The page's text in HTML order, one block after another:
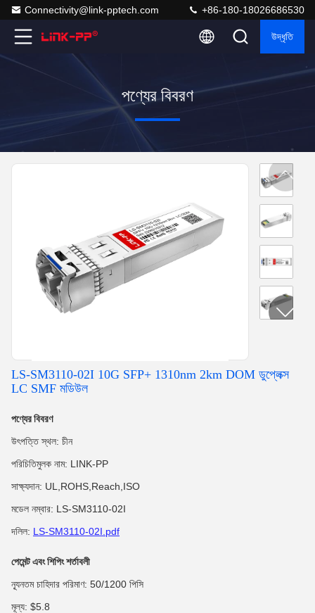
Connectivity@link-pptech.com +86-180-18026686530
উদ্ধৃতি
পণ্যের বিবরণ
LS-SM3110-02I 10G SFP+ 1310nm 2km DOM ডুপ্লেক্স
LC SMF মডিউল
পণ্যের বিবরণ
উৎপত্তি স্থল: চীন
পরিচিতিমুলক নাম: LINK-PP
সাক্ষ্যদান: UL,ROHS,Reach,ISO
মডেল নম্বার: LS-SM3110-02I
দলিল: LS-SM3110-02I.pdf
পেমেন্ট এবং শিপিং শর্তাবলী
ন্যূনতম চাহিদার পরিমাণ: 50/1200 পিসি
মূল্য: $5.8